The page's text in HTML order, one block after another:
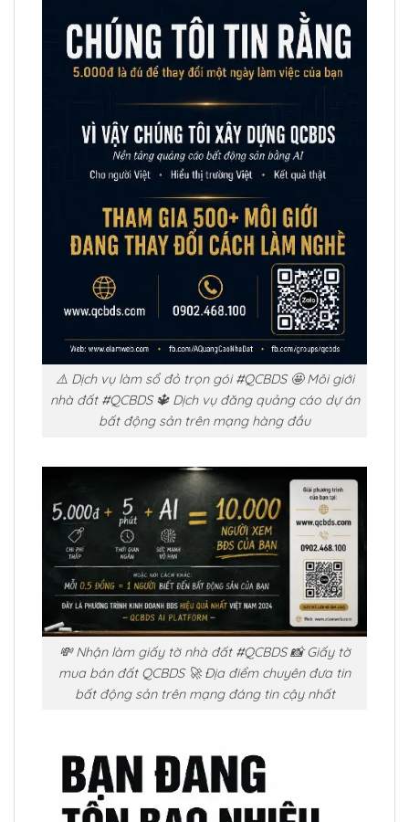
⚠️ Dịch vụ làm sổ đỏ trọn gói #QCBDS 🤩 Môi giới
nhà đất #QCBDS 🔱 Dịch vụ đăng quảng cáo dự án
bất động sản trên mạng hàng đầu
💸 Nhận làm giấy tờ nhà đất #QCBDS 📸 Giấy tờ
mua bán đất QCBDS 🚀 Địa điểm chuyên đưa tin
bất động sản trên mạng đáng tin cậy nhất